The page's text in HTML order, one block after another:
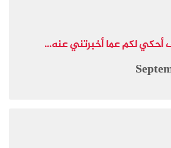
لكم عما أخبرتني عنه...